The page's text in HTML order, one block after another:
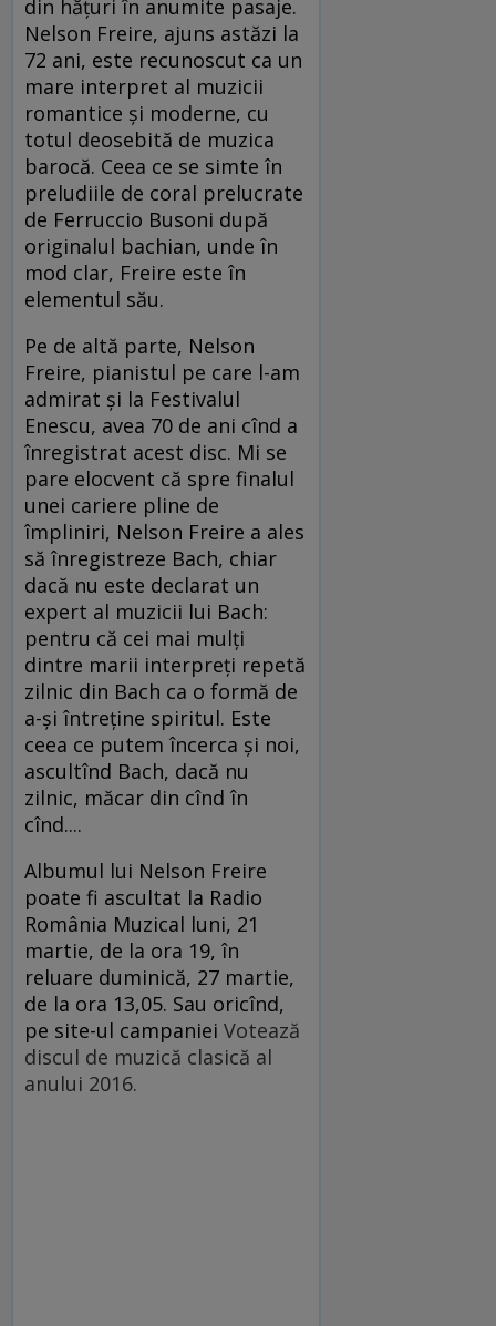
din hățuri în anumite pasaje.
Nelson Freire, ajuns astăzi la
72 ani, este recunoscut ca un
mare interpret al muzicii
romantice și moderne, cu
totul deosebită de muzica
barocă. Ceea ce se simte în
preludiile de coral prelucrate
de Ferruccio Busoni după
originalul bachian, unde în
mod clar, Freire este în
elementul său.
Pe de altă parte, Nelson
Freire, pianistul pe care l-am
admirat și la Festivalul
Enescu, avea 70 de ani cînd a
înregistrat acest disc. Mi se
pare elocvent că spre finalul
unei cariere pline de
împliniri, Nelson Freire a ales
să înregistreze Bach, chiar
dacă nu este declarat un
expert al muzicii lui Bach:
pentru că cei mai mulți
dintre marii interpreți repetă
zilnic din Bach ca o formă de
a-și întreține spiritul. Este
ceea ce putem încerca și noi,
ascultînd Bach, dacă nu
zilnic, măcar din cînd în
cînd....
Albumul lui Nelson Freire
poate fi ascultat la Radio
România Muzical luni, 21
martie, de la ora 19, în
reluare duminică, 27 martie,
de la ora 13,05. Sau oricînd,
pe site-ul campaniei Votează
discul de muzică clasică al
anului 2016.